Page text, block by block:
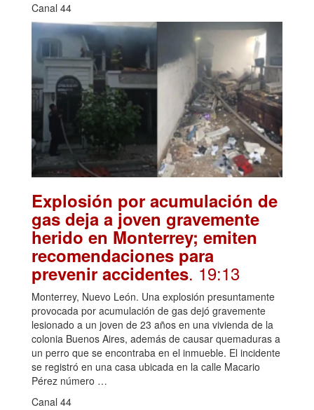
Canal 44
Explosión por acumulación de
gas deja a joven gravemente
herido en Monterrey; emiten
recomendaciones para
prevenir accidentes. 19:13
Monterrey, Nuevo León. Una explosión presuntamente
provocada por acumulación de gas dejó gravemente
lesionado a un joven de 23 años en una vivienda de la
colonia Buenos Aires, además de causar quemaduras a
un perro que se encontraba en el inmueble. El incidente
se registró en una casa ubicada en la calle Macario
Pérez número …
Canal 44